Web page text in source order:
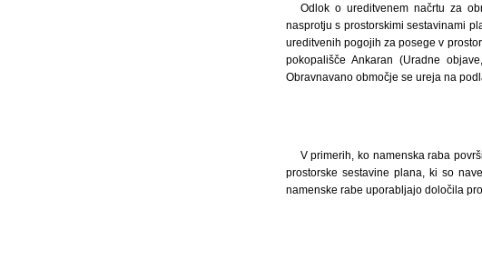
Odlok o ureditvenem načrtu za
nasprotju s prostorskimi sestavinami
ureditvenih pogojih za posege v
pokopališče Ankaran (Uradne
Obravnavano območje se ureja na
V primerih, ko namenska raba
prostorske sestavine plana, ki so
namenske rabe uporabljajo določila